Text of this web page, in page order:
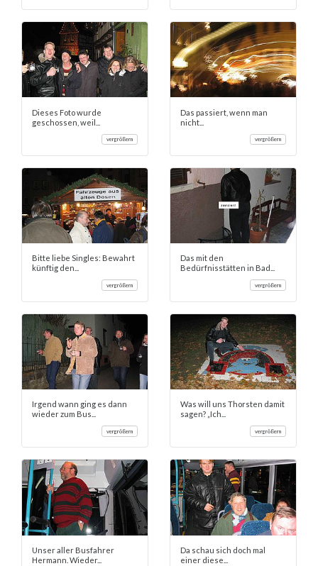
Dieses Foto wurde
geschossen, weil...
vergrößern
Das passiert, wenn man
nicht...
vergrößern
Bitte liebe Singles: Bewahrt
künftig den...
vergrößern
Das mit den
Bedürfnisstätten in Bad...
vergrößern
Irgend wann ging es dann
wieder zum Bus...
vergrößern
Was will uns Thorsten damit
sagen? „Ich...
vergrößern
Unser aller Busfahrer
Hermann. Wieder...
Da schau sich doch mal
einer diese...